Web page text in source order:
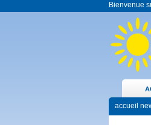
Bienvenue
accueil